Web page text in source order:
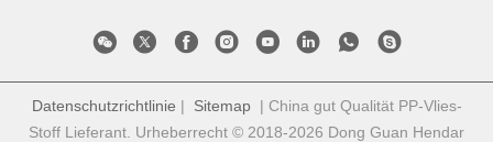
Datenschutzrichtlinie | Sitemap| China gut Qualität PP-Vlies-
Stoff Lieferant. Urheberrecht © 2018-2026 Dong Guan Hendar